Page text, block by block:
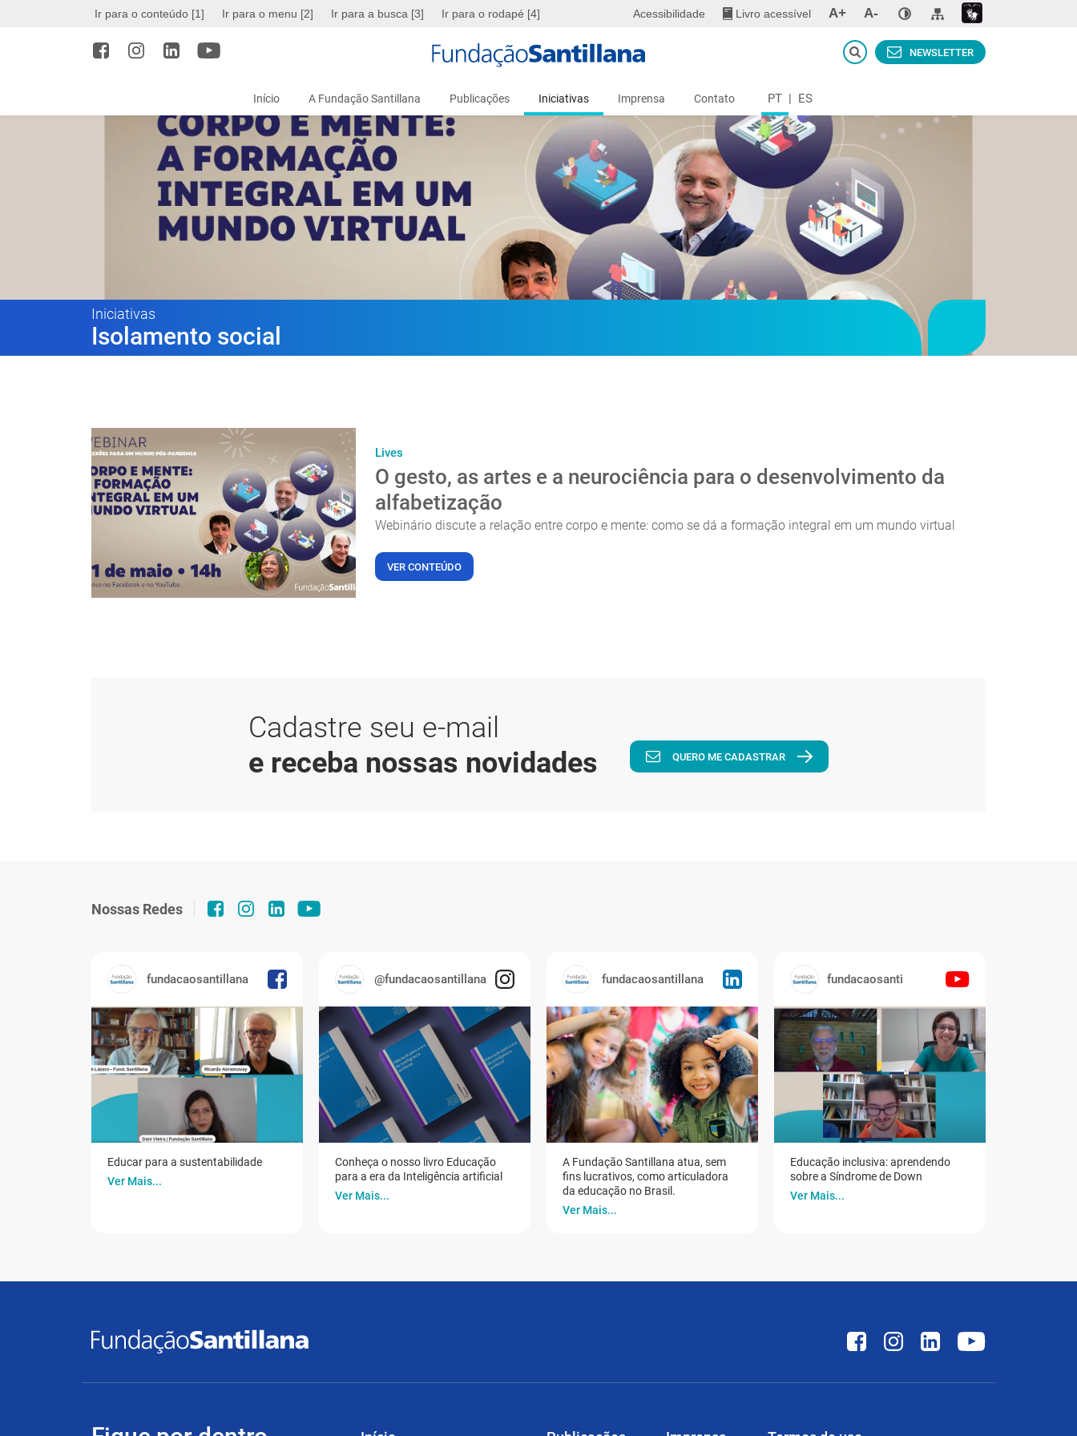
Ir para o conteúdo [1] Ir para o menu [2] Ir para a busca [3] Ir para o rodapé [4] Acessibilidade Livro acessível A+ A-
Início A Fundação Santillana Publicações Iniciativas Imprensa Contato PT | ES
NEWSLETTER
Iniciativas
Isolamento social
Lives
O gesto, as artes e a neurociência para o desenvolvimento da
alfabetização
Webinário discute a relação entre corpo e mente: como se dá a formação integral em um mundo virtual
VER CONTEÚDO
Cadastre seu e-mail
e receba nossas novidades
QUERO ME CADASTRAR
Nossas Redes
fundacaosantillana
Educar para a sustentabilidade
Ver Mais...
@fundacaosantillana
Conheça o nosso livro Educação
para a era da Inteligência artificial
Ver Mais...
fundacaosantillana
A Fundação Santillana atua, sem
fins lucrativos, como articuladora
da educação no Brasil.
Ver Mais...
fundacaosanti
Educação inclusiva: aprendendo
sobre a Síndrome de Down
Ver Mais...